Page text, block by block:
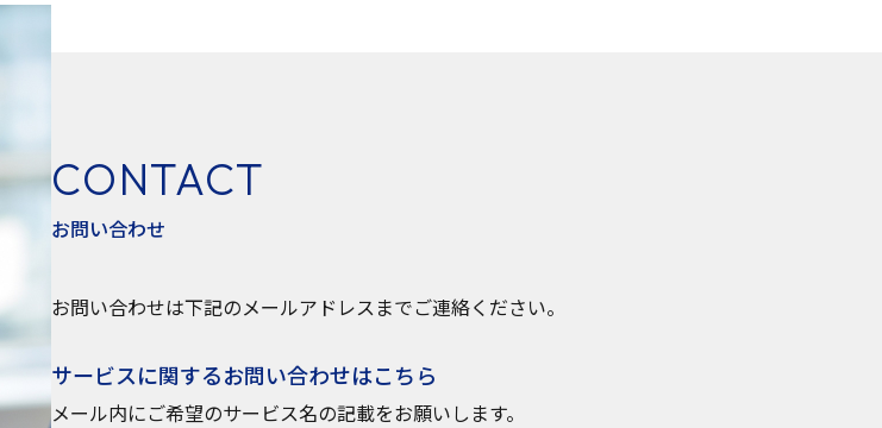
CONTACT
お問い合わせ
お問い合わせは下記のメールアドレスまでご連絡ください。
サービスに関するお問い合わせはこちら
メール内にご希望のサービス名の記載をお願いします。